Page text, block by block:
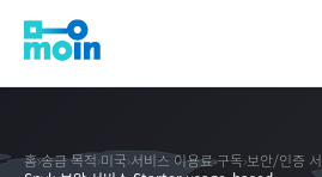
홈›송금 목적›미국›서비스 이용료›구독›보안/인증